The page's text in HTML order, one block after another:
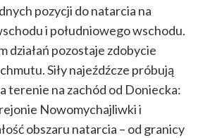
pozycji do natarcia na
i południowego wschodu.
działań pozostaje zdobycie
Siły najeźdźcze próbują
terenie na zachód od Doniecka:
Nowomychajliwki i
obszaru natarcia – od granicy